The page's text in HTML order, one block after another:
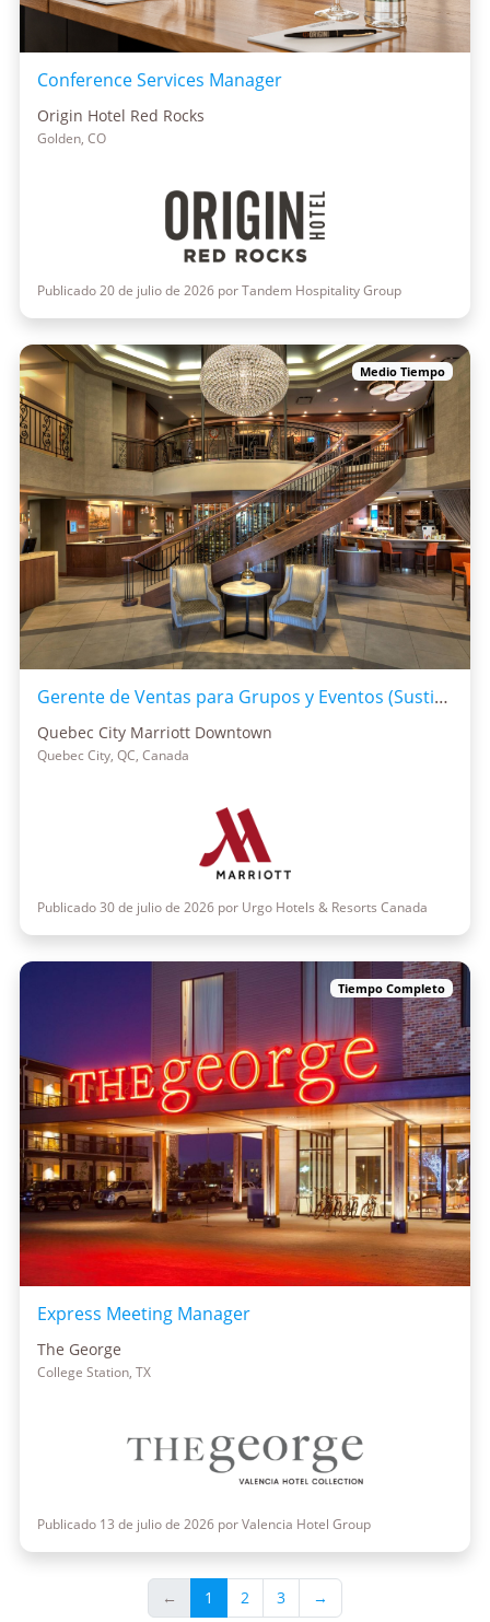
Conference Services Manager
Origin Hotel Red Rocks
Golden, CO
Publicado 20 de julio de 2026 por Tandem Hospitality Group
Medio Tiempo
Gerente de Ventas para Grupos y Eventos (Sustitución por baja de maternidad)
Quebec City Marriott Downtown
Quebec City, QC, Canada
Publicado 30 de julio de 2026 por Urgo Hotels & Resorts Canada
Tiempo Completo
Express Meeting Manager
The George
College Station, TX
Publicado 13 de julio de 2026 por Valencia Hotel Group
← 1 2 3 →